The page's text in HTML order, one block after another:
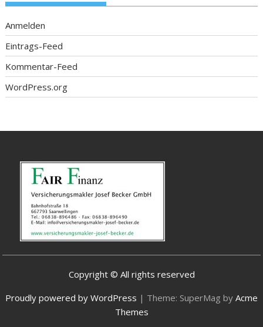
Anmelden
Eintrags-Feed
Kommentar-Feed
WordPress.org
Copyright © All rights reserved
Proudly powered by WordPress | Theme: SuperMag by Acme
Themes